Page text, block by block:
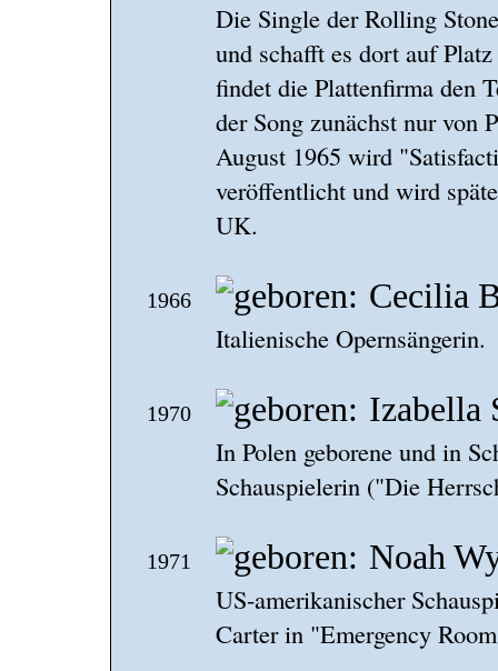
Die Single der Rolling
und schafft es dort auf
findet die Plattenfirma den
der Song zunächst nur von
August 1965 wird
veröffentlicht und wird
UK.
1966 Cecilia
Italienische Opernsängerin.
1970 Izabella
In Polen geborene und in
Schauspielerin ("Die
1971 Noah
US-amerikanischer
Carter in "Emergency